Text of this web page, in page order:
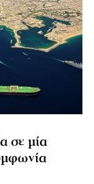
σε μία